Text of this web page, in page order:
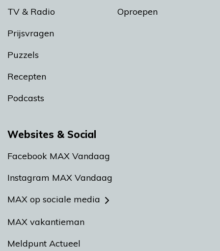
TV & Radio
Prijsvragen
Puzzels
Recepten
Podcasts
Oproepen
Websites & Social
Facebook MAX Vandaag
Instagram MAX Vandaag
MAX op sociale media
MAX vakantieman
Meldpunt Actueel